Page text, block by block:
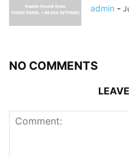
admin -
NO COMMENTS